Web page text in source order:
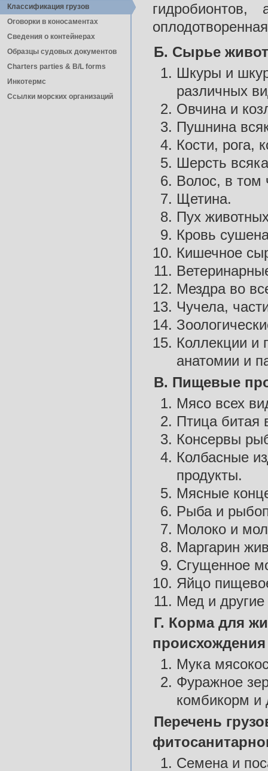
Классификация грузов
Оговорки в коносаментах
Сведения о контейнерах
Образцы судовых документов
Charters parties & B/L forms
Инкотермс
Ссылки морских организаций
Б. Сырье
Шкуры и
различных
Овчина и
Пушнина
Кости, рога,
Шерсть
Волос, в том
Щетина.
Пух
Кровь
Кишечное
Мездра во
Чучела,
Коллекции и
анатомии и
B. Пищевые
Мясо всех
Птица битая
Консервы
Колбасные
продукты.
Мясные
Рыба и
Молоко и
Маргарин
Сгущенное
Яйцо
Мед и другие
Г. Корма для
происхождения
Мука
Фуражное
комбикорм и
Перечень
Семена и